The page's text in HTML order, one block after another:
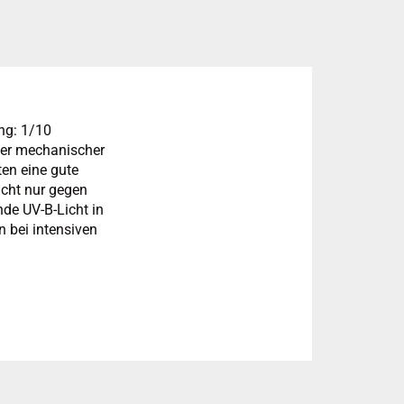
1/10
mechanischer
eine gute
nur gegen
UV-B-Licht in
bei intensiven